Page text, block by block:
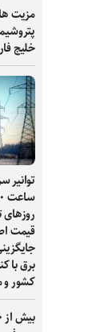
مزیت
خلیج
توانیر
قیمت
برق با
کشور و